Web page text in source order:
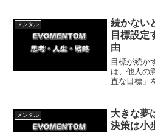
理想の自分
う。
メンタル
続かない
目標設定
由
目標が続か
は、他人の
直な目標」
や今日から
日々を始め
メンタル
大きな夢
決策は小